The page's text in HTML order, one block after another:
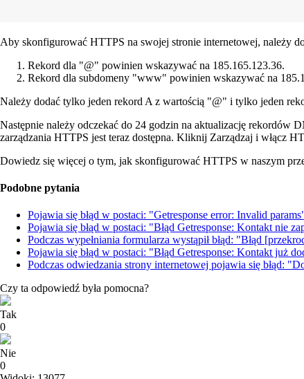
Aby skonfigurować HTTPS na swojej stronie internetowej, należy
Rekord dla "@" powinien wskazywać na 185.165.123.36.
Rekord dla subdomeny "www" powinien wskazywać na
Należy dodać tylko jeden rekord A z wartością "@" i tylko jeden
Następnie należy odczekać do 24 godzin na aktualizację
zarządzania HTTPS jest teraz dostępna. Kliknij Zarządzaj i włącz
Dowiedz się więcej o tym, jak skonfigurować HTTPS w naszym
Podobne pytania
Pojawia się błąd w postaci: "Getresponse error: Invalid
Pojawia się błąd w postaci: "Błąd Getresponse: Kontakt nie
Podczas wypełniania formularza wystąpił błąd: "Błąd
Pojawia się błąd w postaci: "Błąd Getresponse: Kontakt już
Podczas odwiedzania strony internetowej pojawia się błąd:
Czy ta odpowiedź była pomocna?
Tak
0
Nie
0